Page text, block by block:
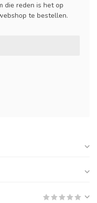
die reden is het op
te bestellen.